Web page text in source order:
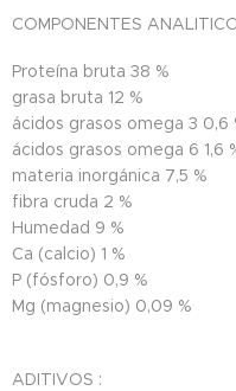
COMPONENTES
Proteína bruta 38 %
grasa bruta 12 %
ácidos grasos omega 3 0,6
ácidos grasos omega 6 1,6
materia inorgánica 7,5 %
fibra cruda 2 %
Humedad 9 %
Ca (calcio) 1 %
P (fósforo) 0,9 %
Mg (magnesio) 0,09 %
ADITIVOS :